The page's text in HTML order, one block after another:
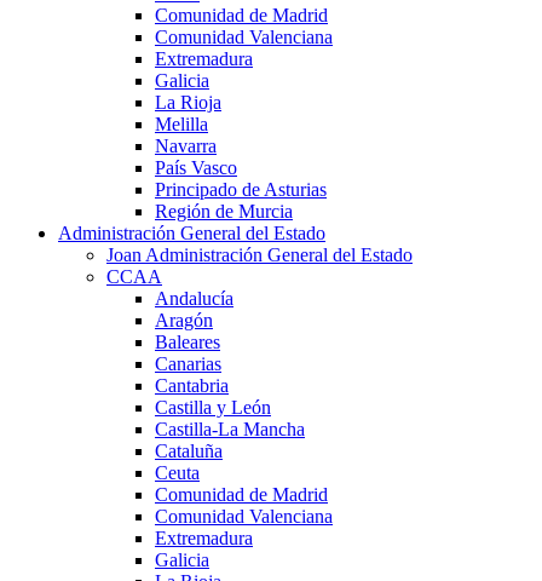
Comunidad de Madrid
Comunidad Valenciana
Extremadura
Galicia
La Rioja
Melilla
Navarra
País Vasco
Principado de Asturias
Región de Murcia
Administración General del Estado
Joan Administración General del Estado
CCAA
Andalucía
Aragón
Baleares
Canarias
Cantabria
Castilla y León
Castilla-La Mancha
Cataluña
Ceuta
Comunidad de Madrid
Comunidad Valenciana
Extremadura
Galicia